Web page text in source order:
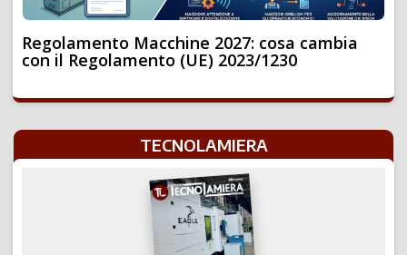
Regolamento Macchine 2027: cosa cambia
con il Regolamento (UE) 2023/1230
TECNOLAMIERA